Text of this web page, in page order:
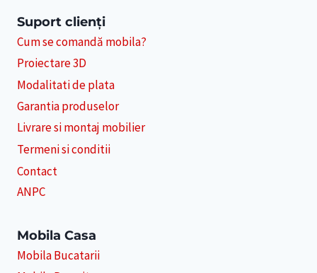
Suport clienți
Cum se comandă mobila?
Proiectare 3D
Modalitati de plata
Garantia produselor
Livrare si montaj mobilier
Termeni si conditii
Contact
ANPC
Mobila Casa
Mobila Bucatarii